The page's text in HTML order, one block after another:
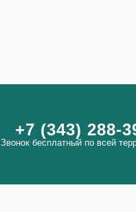
+7 (343) 288-
Звонок бесплатный по всей